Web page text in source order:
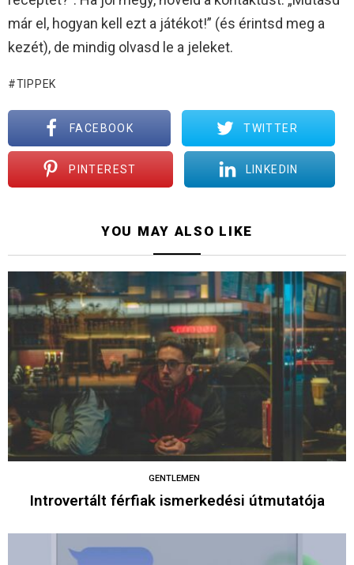
már el, hogyan kell ezt a játékot!” (és érintsd meg a
kezét), de mindig olvasd le a jeleket.
TIPPEK
FACEBOOK TWITTER
PINTEREST LINKEDIN
YOU MAY ALSO LIKE
GENTLEMEN
Introvertált férfiak ismerkedési útmutatója